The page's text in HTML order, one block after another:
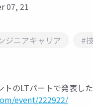
07, 21
ジニアキャリア #
のLTパートで発表し
event/222922/